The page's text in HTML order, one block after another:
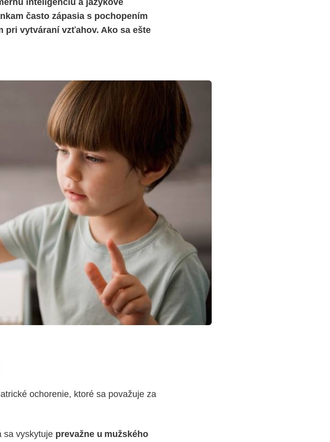
inteligenciu a jazykové
často zápasia s pochopením
pri vytváraní vzťahov. Ako sa ešte
ochorenie, ktoré sa považuje za
sa vyskytuje prevažne u mužského